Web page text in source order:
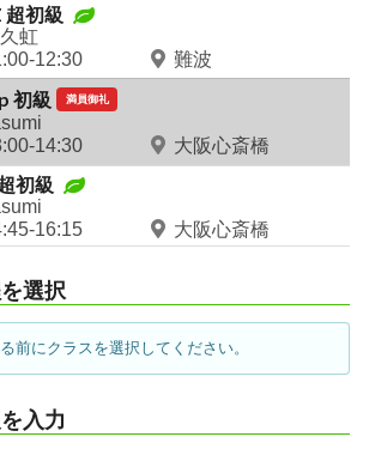
超初級
虹
12:30
難波
初級 満員御礼
14:30
大阪心斎橋
初級
16:15
大阪心斎橋
選択
前にクラスを選択してください。
入力